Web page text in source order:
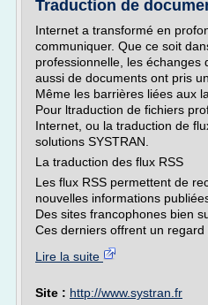
Traduction de
Internet a transformé en
communiquer. Que ce soit
professionnelle, les échanges
aussi de documents ont pris
Même les barrières liées aux
Pour ltraduction de fichiers
Internet, ou la traduction de
solutions SYSTRAN.
La traduction des flux RSS
Les flux RSS permettent de
nouvelles informations
Des sites francophones bien
Ces derniers offrent un regard
Lire la suite
Site : http://www.systran.fr